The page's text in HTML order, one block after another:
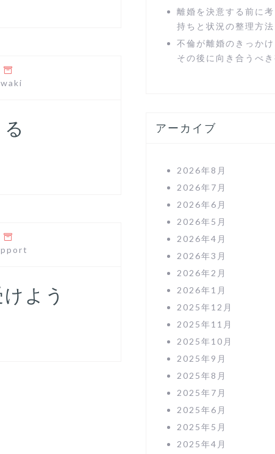
よう
離婚を決意する前に
持ちと状況の整理方法
不倫が離婚のきっかけ
その後に向き合うべき
アーカイブ
2026年8月
2026年7月
2026年6月
2026年5月
2026年4月
2026年3月
2026年2月
2026年1月
2025年12月
2025年11月
2025年10月
2025年9月
2025年8月
2025年7月
2025年6月
2025年5月
2025年4月